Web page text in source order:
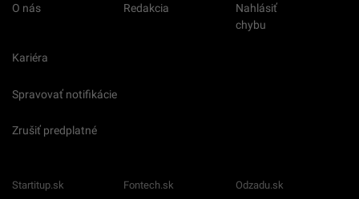
O nás Redakcia
Nahlásiť
chybu
Kariéra
Spravovať notifikácie
Zrušiť predplatné
Startitup.sk Fontech.sk Odzadu.sk